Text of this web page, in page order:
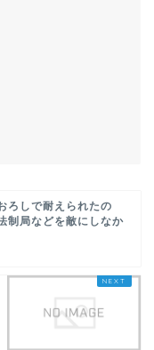
ろしで耐えられたの
制局などを敵にしなか